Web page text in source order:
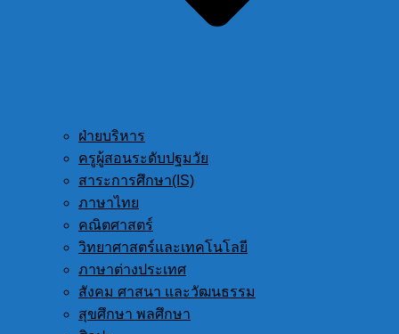
ฝ่ายบริหาร
ครูผู้สอนระดับปฐมวัย
สาระการศึกษา(IS)
ภาษาไทย
คณิตศาสตร์
วิทยาศาสตร์และเทคโนโลยี
ภาษาต่างประเทศ
สังคม ศาสนา และวัฒนธรรม
สุขศึกษา พลศึกษา